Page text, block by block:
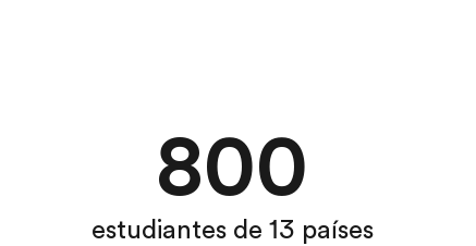
800
estudiantes de 13 países